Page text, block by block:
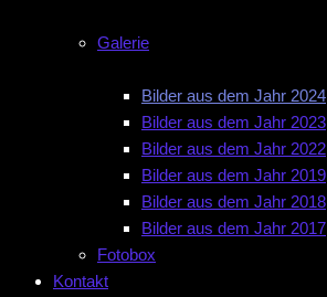
Galerie
Bilder aus dem Jahr 2024
Bilder aus dem Jahr 2023
Bilder aus dem Jahr 2022
Bilder aus dem Jahr 2019
Bilder aus dem Jahr 2018
Bilder aus dem Jahr 2017
Fotobox
Kontakt